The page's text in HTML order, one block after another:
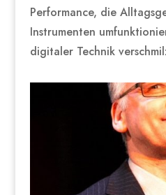
Performance, die
Instrumenten
digitaler Technik